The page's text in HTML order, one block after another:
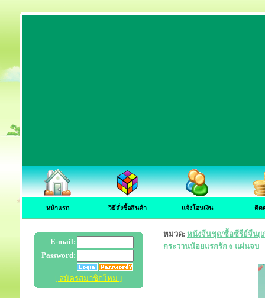
หน้าแรก วิธีสั่งซื้อสินค้า แจ้งโอนเงิน ติด
E-mail:
Password:
[ สมัครสมาชิกใหม่ ]
หมวด: หนังจีนชุด/ซื้อซีรีย์จีน(เ
กระวานน้อยแรกรัก 6 แผ่นจบ